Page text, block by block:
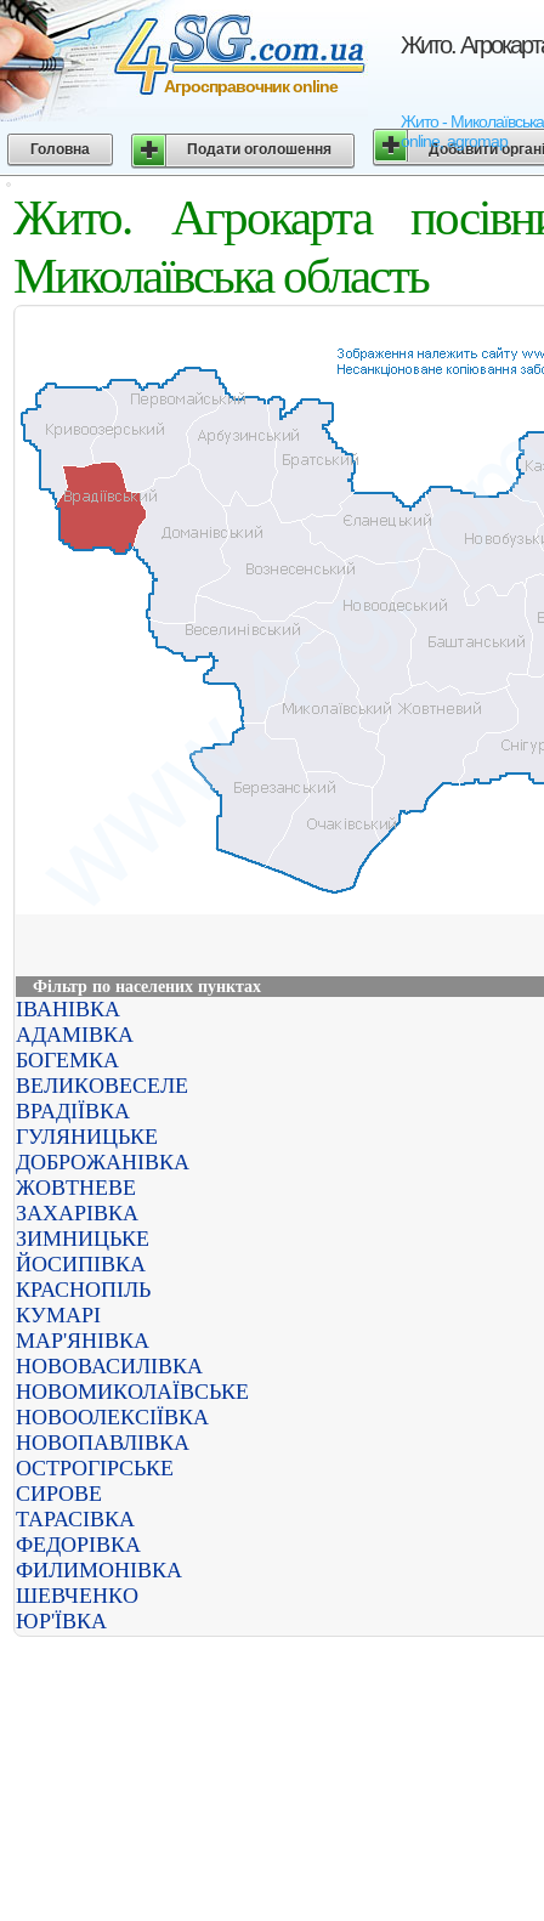
Жито.
Жито - Миколаївська
online, agromap
Агросправочник online
Головна Подати оголошення Добавити
Жито. Агрокарта
Миколаївська область
Фільтр по населених пунктах
ІВАНІВКА
АДАМІВКА
БОГЕМКА
ВЕЛИКОВЕСЕЛЕ
ВРАДІЇВКА
ГУЛЯНИЦЬКЕ
ДОБРОЖАНІВКА
ЖОВТНЕВЕ
ЗАХАРІВКА
ЗИМНИЦЬКЕ
ЙОСИПІВКА
КРАСНОПІЛЬ
КУМАРІ
МАР'ЯНІВКА
НОВОВАСИЛІВКА
НОВОМИКОЛАЇВСЬКЕ
НОВООЛЕКСІЇВКА
НОВОПАВЛІВКА
ОСТРОГІРСЬКЕ
СИРОВЕ
ТАРАСІВКА
ФЕДОРІВКА
ФИЛИМОНІВКА
ШЕВЧЕНКО
ЮР'ЇВКА